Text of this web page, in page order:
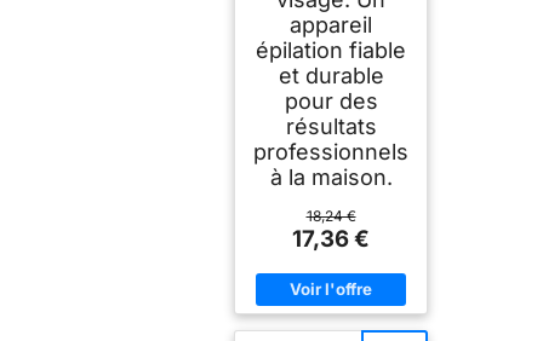
appareil
épilation fiable
et durable
pour des
résultats
professionnels
à la maison.
18,24 €
17,36 €